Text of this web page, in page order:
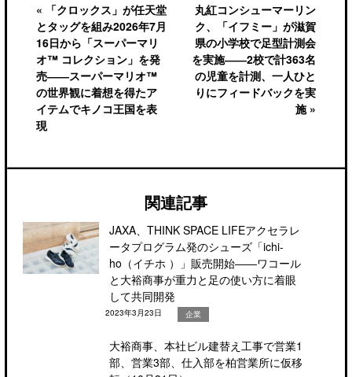
« 「クロックス」が任天堂
とタッグを組み2026年7月
16日から「スーパーマリ
オ™ コレクション」を発
売――スーパーマリオ™
の世界観に着想を得たア
イテムでキノコ王国を表
現
丸紅コンシューマーリン
ク、「イフミー」が滋賀
県の小学校で足型計測会
を実施――2校で計363名
の児童を計測、一人ひと
りにフィードバックを実
施 »
関連記事
JAXA、THINK SPACE LIFEアクセラレ
ータプログラム発のシューズ「ichi-
ho（イチホ ）」販売開始――ワコール
と大裕商事が重力と足の使い方に着眼
して共同開発
2023年3月23日 企業
大裕商事、本社ビル建替え工事で営業1
部、営業3部、仕入部を柏営業所に仮移